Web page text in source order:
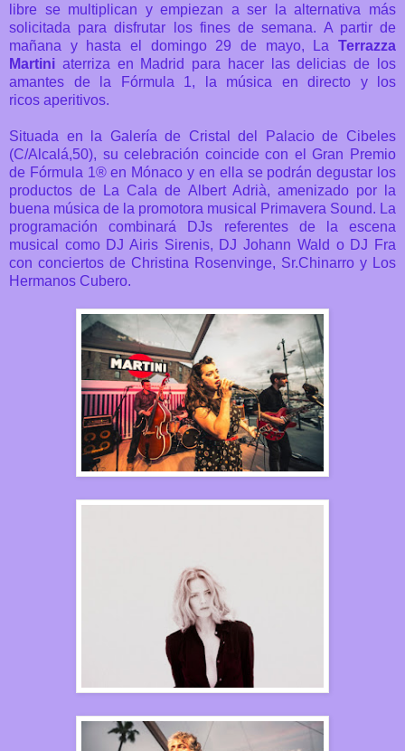
libre se multiplican y empiezan a ser la alternativa más
solicitada para disfrutar los fines de semana. A partir de
mañana y hasta el domingo 29 de mayo, La Terrazza
Martini aterriza en Madrid para hacer las delicias de los
amantes de la Fórmula 1, la música en directo y los
ricos aperitivos.
Situada en la Galería de Cristal del Palacio de Cibeles
(C/Alcalá,50), su celebración coincide con el Gran Premio
de Fórmula 1® en Mónaco y en ella se podrán degustar los
productos de La Cala de Albert Adrià, amenizado por la
buena música de la promotora musical Primavera Sound. La
programación combinará DJs referentes de la escena
musical como DJ Airis Sirenis, DJ Johann Wald o DJ Fra
con conciertos de Christina Rosenvinge, Sr.Chinarro y Los
Hermanos Cubero.